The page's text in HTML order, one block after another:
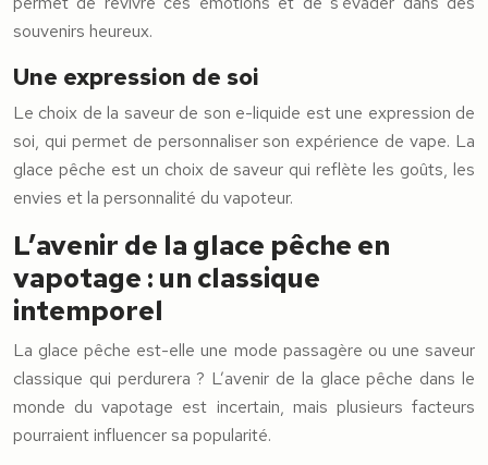
souvenirs heureux.
Une expression de soi
Le choix de la saveur de son e-liquide est une expression de
soi, qui permet de personnaliser son expérience de vape. La
glace pêche est un choix de saveur qui reflète les goûts, les
envies et la personnalité du vapoteur.
L’avenir de la glace pêche en
vapotage : un classique
intemporel
La glace pêche est-elle une mode passagère ou une saveur
classique qui perdurera ? L’avenir de la glace pêche dans le
monde du vapotage est incertain, mais plusieurs facteurs
pourraient influencer sa popularité.